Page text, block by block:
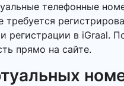
телефонные
требуется
регистрации в
прямо на сайте.